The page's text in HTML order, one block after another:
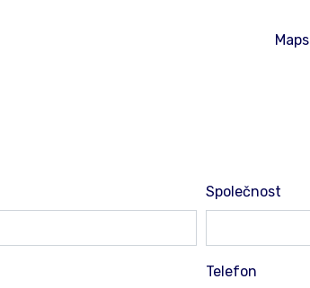
Maps
Společnost
Telefon